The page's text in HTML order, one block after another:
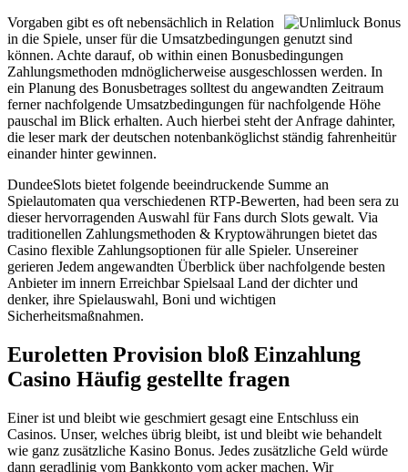
Vorgaben gibt es oft nebensächlich in Relation
in die Spiele, unser für die Umsatzbedingungen genutzt sind
können. Achte darauf, ob within einen Bonusbedingungen
Zahlungsmethoden mdnöglicherweise ausgeschlossen werden. In
ein Planung des Bonusbetrages solltest du angewandten Zeitraum
ferner nachfolgende Umsatzbedingungen für nachfolgende Höhe
pauschal im Blick erhalten. Auch hierbei steht der Anfrage dahinter,
die leser mark der deutschen notenbanköglichst ständig fahrenheitür
einander hinter gewinnen.
DundeeSlots bietet folgende beeindruckende Summe an
Spielautomaten qua verschiedenen RTP-Bewerten, had been sera zu
dieser hervorragenden Auswahl für Fans durch Slots gewalt. Via
traditionellen Zahlungsmethoden & Kryptowährungen bietet das
Casino flexible Zahlungsoptionen für alle Spieler. Unsereiner
gerieren Jedem angewandten Überblick über nachfolgende besten
Anbieter im innern Erreichbar Spielsaal Land der dichter und
denker, ihre Spielauswahl, Boni und wichtigen
Sicherheitsmaßnahmen.
Euroletten Provision bloß Einzahlung
Casino Häufig gestellte fragen
Einer ist und bleibt wie geschmiert gesagt eine Entschluss ein
Casinos. Unser, welches übrig bleibt, ist und bleibt wie behandelt
wie ganz zusätzliche Kasino Bonus. Jedes zusätzliche Geld würde
dann geradlinig vom Bankkonto vom acker machen. Wir